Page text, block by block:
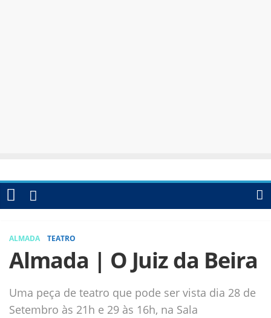
ALMADA TEATRO
Almada | O Juiz da Beira
Uma peça de teatro que pode ser vista dia 28 de
Setembro às 21h e 29 às 16h, na Sala